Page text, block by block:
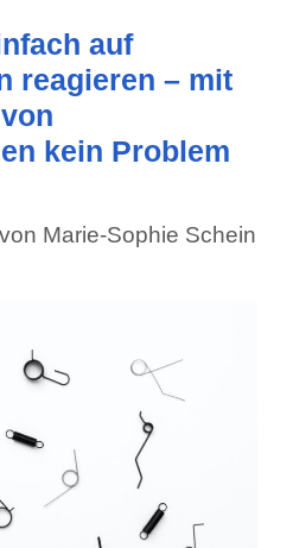
auf
reagieren – mit
kein Problem
von Marie-Sophie Schein